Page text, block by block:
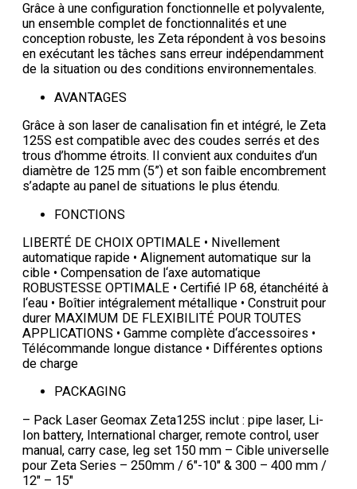
Grâce à une configuration fonctionnelle et polyvalente,
un ensemble complet de fonctionnalités et une
conception robuste, les Zeta répondent à vos besoins
en exécutant les tâches sans erreur indépendamment
de la situation ou des conditions environnementales.
AVANTAGES
Grâce à son laser de canalisation fin et intégré, le Zeta
125S est compatible avec des coudes serrés et des
trous d’homme étroits. Il convient aux conduites d’un
diamètre de 125 mm (5”) et son faible encombrement
s’adapte au panel de situations le plus étendu.
FONCTIONS
LIBERTÉ DE CHOIX OPTIMALE • Nivellement
automatique rapide • Alignement automatique sur la
cible • Compensation de l‘axe automatique
ROBUSTESSE OPTIMALE • Certifié IP 68, étanchéité à
l‘eau • Boîtier intégralement métallique • Construit pour
durer MAXIMUM DE FLEXIBILITÉ POUR TOUTES
APPLICATIONS • Gamme complète d‘accessoires •
Télécommande longue distance • Différentes options
de charge
PACKAGING
– Pack Laser Geomax Zeta125S inclut : pipe laser, Li-
Ion battery, International charger, remote control, user
manual, carry case, leg set 150 mm – Cible universelle
pour Zeta Series – 250mm / 6″-10″ & 300 – 400 mm /
12″ – 15″